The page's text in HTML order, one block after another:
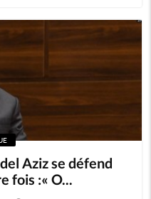
Aziz se défend
fois :« O...